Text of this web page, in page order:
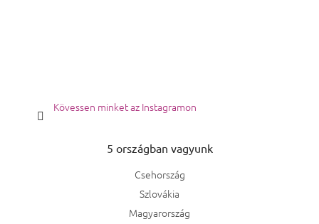
Kövessen minket az Instagramon
5 országban vagyunk
Csehország
Szlovákia
Magyarország